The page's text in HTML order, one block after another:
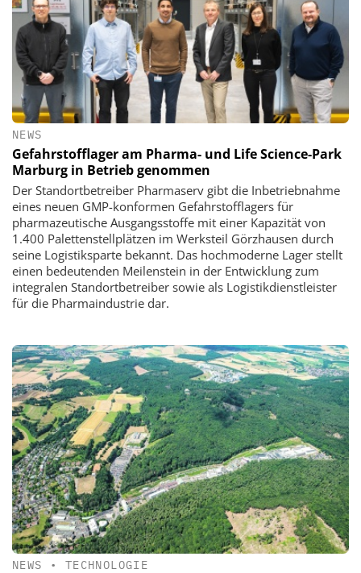
NEWS
Gefahrstofflager am Pharma- und Life Science-Park
Marburg in Betrieb genommen
Der Standortbetreiber Pharmaserv gibt die Inbetriebnahme
eines neuen GMP-konformen Gefahrstofflagers für
pharmazeutische Ausgangsstoffe mit einer Kapazität von
1.400 Palettenstellplätzen im Werksteil Görzhausen durch
seine Logistiksparte bekannt. Das hochmoderne Lager stellt
einen bedeutenden Meilenstein in der Entwicklung zum
integralen Standortbetreiber sowie als Logistikdienstleister
für die Pharmaindustrie dar.
NEWS • TECHNOLOGIE